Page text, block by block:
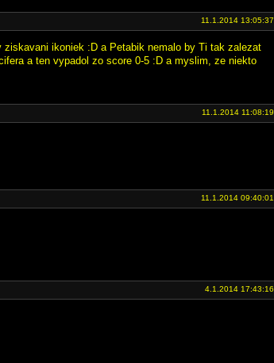
11.1.2014 13:05:37
ikoniek :D a Petabik nemalo by Ti tak zalezat
a ten vypadol zo score 0-5 :D a myslim, ze niekto
11.1.2014 11:08:19
11.1.2014 09:40:01
4.1.2014 17:43:16